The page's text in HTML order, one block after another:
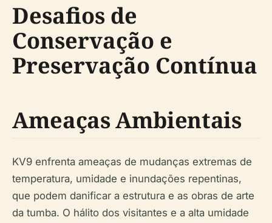
Desafios de
Conservação e
Preservação Contínua
Ameaças Ambientais
KV9 enfrenta ameaças de mudanças extremas de
temperatura, umidade e inundações repentinas,
que podem danificar a estrutura e as obras de arte
da tumba. O hálito dos visitantes e a alta umidade